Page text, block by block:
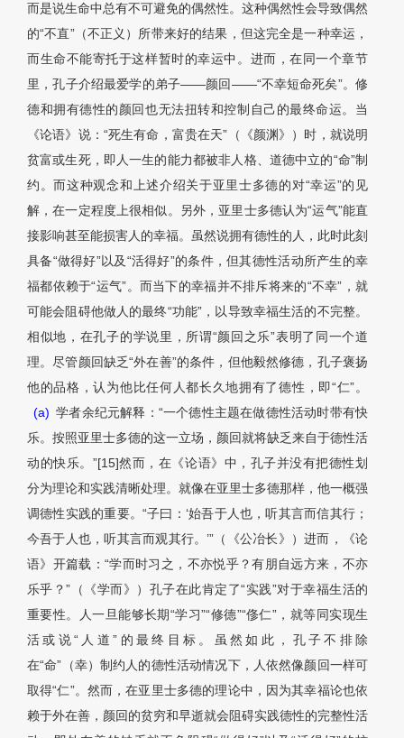
而是说生命中总有不可避免的偶然性。这种偶然性会导致偶然
的“不直”（不正义）所带来好的结果，但这完全是一种幸运，
而生命不能寄托于这样暂时的幸运中。进而，在同一个章节
里，孔子介绍最爱学的弟子——颜回——“不幸短命死矣”。修
德和拥有德性的颜回也无法扭转和控制自己的最终命运。当
《论语》说：“死生有命，富贵在天”（《颜渊》）时，就说明
贫富或生死，即人一生的能力都被非人格、道德中立的“命”制
约。而这种观念和上述介绍关于亚里士多德的对“幸运”的见
解，在一定程度上很相似。另外，亚里士多德认为“运气”能直
接影响甚至能损害人的幸福。虽然说拥有德性的人，此时此刻
具备“做得好”以及“活得好”的条件，但其德性活动所产生的幸
福都依赖于“运气”。而当下的幸福并不排斥将来的“不幸”，就
可能会阻碍他做人的最终“功能”，以导致幸福生活的不完整。
相似地，在孔子的学说里，所谓“颜回之乐”表明了同一个道
理。尽管颜回缺乏“外在善”的条件，但他毅然修德，孔子褒扬
他的品格，认为他比任何人都长久地拥有了德性，即“仁”。
(a) 学者余纪元解释：“一个德性主题在做德性活动时带有快
乐。按照亚里士多德的这一立场，颜回就将缺乏来自于德性活
动的快乐。”[15]然而，在《论语》中，孔子并没有把德性划
分为理论和实践清晰处理。就像在亚里士多德那样，他一概强
调德性实践的重要。“子曰：‘始吾于人也，听其言而信其行；
今吾于人也，听其言而观其行。’”（《公冶长》）进而，《论
语》开篇载：“学而时习之，不亦悦乎？有朋自远方来，不亦
乐乎？”（《学而》）孔子在此肯定了“实践”对于幸福生活的
重要性。人一旦能够长期“学习”“修德”“俢仁”，就等同实现生
活或说“人道”的最终目标。虽然如此，孔子不排除
在“命”（幸）制约人的德性活动情况下，人依然像颜回一样可
取得“仁”。然而，在亚里士多德的理论中，因为其幸福论也依
赖于外在善，颜回的贫穷和早逝就会阻碍实践德性的完整性活